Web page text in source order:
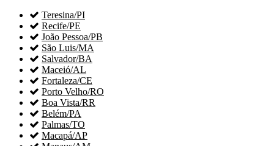
 Teresina/PI
 Recife/PE
 João Pessoa/PB
 São Luis/MA
 Salvador/BA
 Maceió/AL
 Fortaleza/CE
 Porto Velho/RO
 Boa Vista/RR
 Belém/PA
 Palmas/TO
 Macapá/AP